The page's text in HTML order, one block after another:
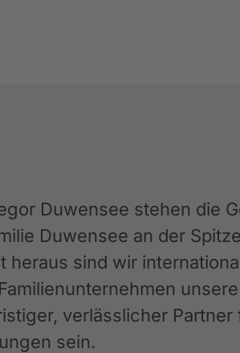
Duwensee stehen die
Duwensee an der
heraus sind wir
verlässlicher
sein.